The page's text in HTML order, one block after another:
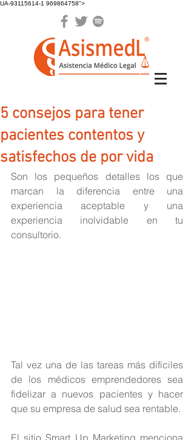
UA-93115614-1 969864758">
5 consejos para tener
pacientes contentos y
satisfechos de por vida
Son los pequeños detalles los que
marcan la diferencia entre una
experiencia aceptable y una
experiencia inolvidable en tu
consultorio.
Tal vez una de las tareas más difíciles
de los médicos emprendedores sea
fidelizar a nuevos pacientes y hacer
que su empresa de salud sea rentable.